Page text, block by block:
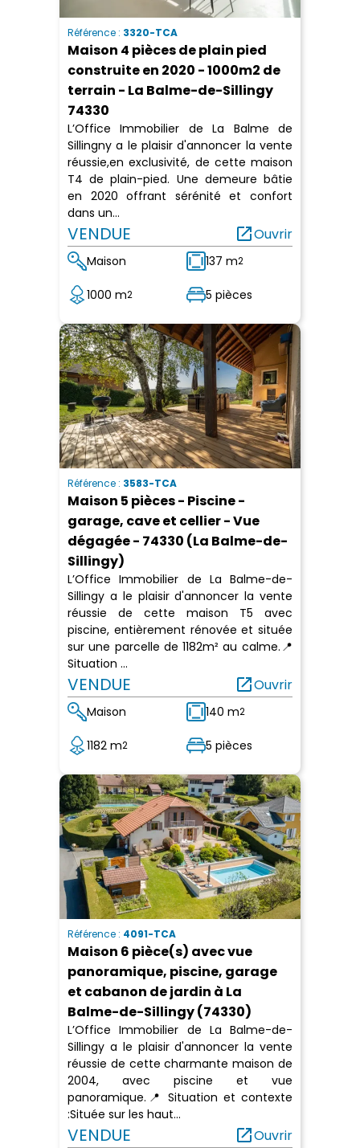
Référence : 3320-TCA
Maison 4 pièces de plain pied
construite en 2020 - 1000m2 de
terrain - La Balme-de-Sillingy
74330
L’Office Immobilier de La Balme de
Sillingny a le plaisir d'annoncer la vente
réussie,en exclusivité, de cette maison
T4 de plain-pied. Une demeure bâtie
en 2020 offrant sérénité et confort
dans un...
VENDUE open_in_newOuvrir
Maison 137 m2
1000 m2 5 pièces
Référence : 3583-TCA
Maison 5 pièces - Piscine -
garage, cave et cellier - Vue
dégagée - 74330 (La Balme-de-
Sillingy)
L’Office Immobilier de La Balme-de-
Sillingy a le plaisir d'annoncer la vente
réussie de cette maison T5 avec
piscine, entièrement rénovée et située
sur une parcelle de 1182m² au calme.📍
Situation ...
VENDUE open_in_newOuvrir
Maison 140 m2
1182 m2 5 pièces
Référence : 4091-TCA
Maison 6 pièce(s) avec vue
panoramique, piscine, garage
et cabanon de jardin à La
Balme-de-Sillingy (74330)
L’Office Immobilier de La Balme-de-
Sillingy a le plaisir d'annoncer la vente
réussie de cette charmante maison de
2004, avec piscine et vue
panoramique.📍 Situation et contexte
:Située sur les haut...
VENDUE open_in_newOuvrir